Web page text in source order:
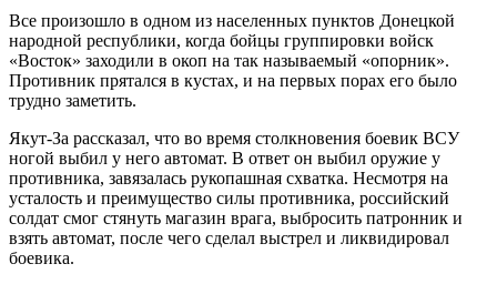
Все произошло в одном из населенных пунктов Донецкой
народной республики, когда бойцы группировки войск
«Восток» заходили в окоп на так называемый «опорник».
Противник прятался в кустах, и на первых порах его было
трудно заметить.
Якут-За рассказал, что во время столкновения боевик ВСУ
ногой выбил у него автомат. В ответ он выбил оружие у
противника, завязалась рукопашная схватка. Несмотря на
усталость и преимущество силы противника, российский
солдат смог стянуть магазин врага, выбросить патронник и
взять автомат, после чего сделал выстрел и ликвидировал
боевика.